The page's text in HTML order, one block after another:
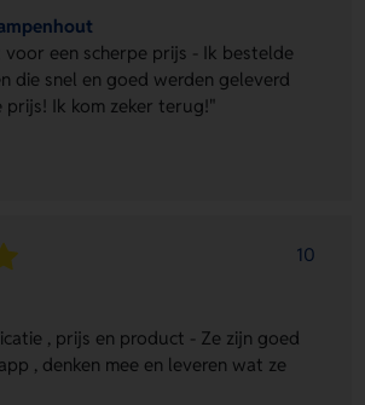
een scherpe prijs - Ik bestelde
die snel en goed werden geleverd
prijs! Ik kom zeker terug!"
10
, prijs en product - Ze zijn goed
, denken mee en leveren wat ze